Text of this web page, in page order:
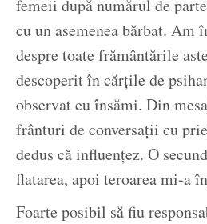
femeii după numărul de
cu un asemenea bărbat. Am
despre toate frământările
descoperit în cărțile de
observat eu însămi. Din
frânturi de conversații cu
dedus că influențez. O
flatarea, apoi teroarea mi-a
Foarte posibil să fiu